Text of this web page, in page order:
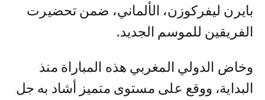
بايرن ليفركوزن، الألماني، ضمن تحضيرت
الفريقين للموسم الجديد.
وخاض الدولي المغربي هذه المباراة منذ
البداية، ووقع على مستوى متميز أشاد به جل